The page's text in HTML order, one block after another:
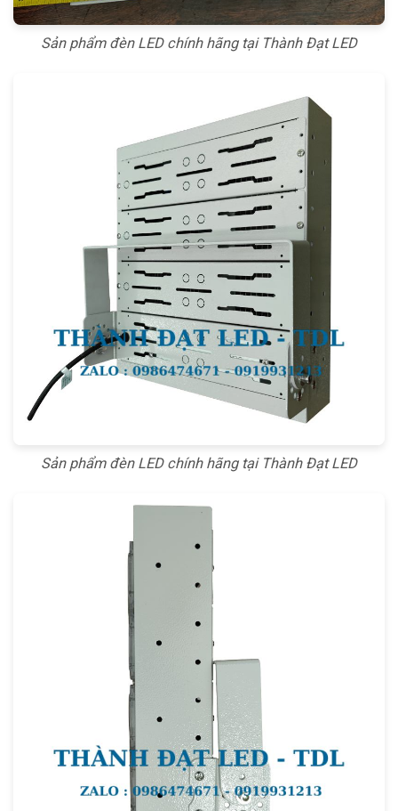
Sản phẩm đèn LED chính hãng tại Thành Đạt LED
Sản phẩm đèn LED chính hãng tại Thành Đạt LED